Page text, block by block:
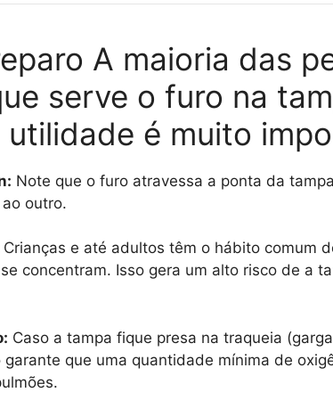
A maioria das
serve o furo na
utilidade é muito
Note que o furo atravessa a ponta da
outro.
Crianças e até adultos têm o hábito comum
concentram. Isso gera um alto risco de a
Caso a tampa fique presa na traqueia
garante que uma quantidade mínima de